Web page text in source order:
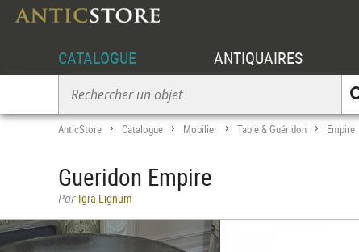
CATALOGUE ANTIQUAIRES
AnticStore > Catalogue > Mobilier > Table & Guéridon > Empire
Gueridon Empire
Par Igra Lignum